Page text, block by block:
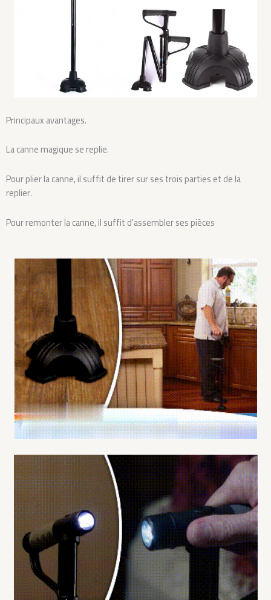
Principaux avantages.
La canne magique se replie.
Pour plier la canne, il suffit de tirer sur ses trois parties et de la
replier.
Pour remonter la canne, il suffit d'assembler ses pièces